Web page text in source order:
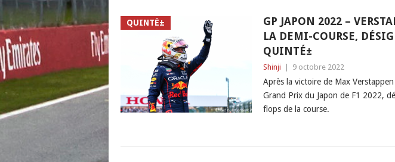
QUINTÉ±
GP JAPON 2022 –
LA DEMI-COURSE,
QUINTÉ±
Shinji 9 octobre 2022
Après la victoire de Max
Grand Prix du Japon de F1 2022,
flops de la course.